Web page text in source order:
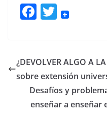
F
b
o
o
k
T
er
¿DEVOLVER ALGO A
sobre extensión
Desafíos y
enseñar a enseñar